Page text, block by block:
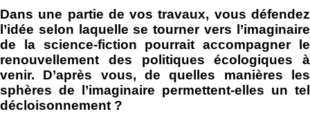
Dans une partie de vos travaux, vous défendez
l’idée selon laquelle se tourner vers l’imaginaire
de la science-fiction pourrait accompagner le
renouvellement des politiques écologiques à
venir. D’après vous, de quelles manières les
sphères de l’imaginaire permettent-elles un tel
décloisonnement ?